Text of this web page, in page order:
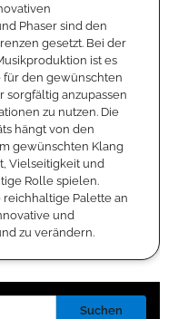
Phaser sind den
gesetzt. Bei der
ist es
den gewünschten
sorgfältig anzupassen
zu nutzen. Die
hängt von den
gewünschten Klang
Vielseitigkeit und
Rolle spielen.
Palette an
und
zu verändern.
Suchen